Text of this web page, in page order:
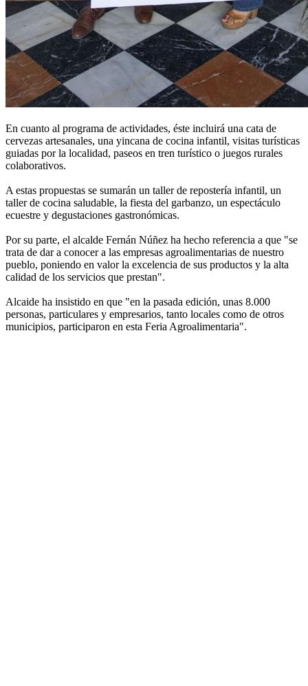
En cuanto al programa de actividades, éste incluirá una cata de
cervezas artesanales, una yincana de cocina infantil, visitas turísticas
guiadas por la localidad, paseos en tren turístico o juegos rurales
colaborativos.
A estas propuestas se sumarán un taller de repostería infantil, un
taller de cocina saludable, la fiesta del garbanzo, un espectáculo
ecuestre y degustaciones gastronómicas.
Por su parte, el alcalde Fernán Núñez ha hecho referencia a que "se
trata de dar a conocer a las empresas agroalimentarias de nuestro
pueblo, poniendo en valor la excelencia de sus productos y la alta
calidad de los servicios que prestan".
Alcaide ha insistido en que "en la pasada edición, unas 8.000
personas, particulares y empresarios, tanto locales como de otros
municipios, participaron en esta Feria Agroalimentaria".